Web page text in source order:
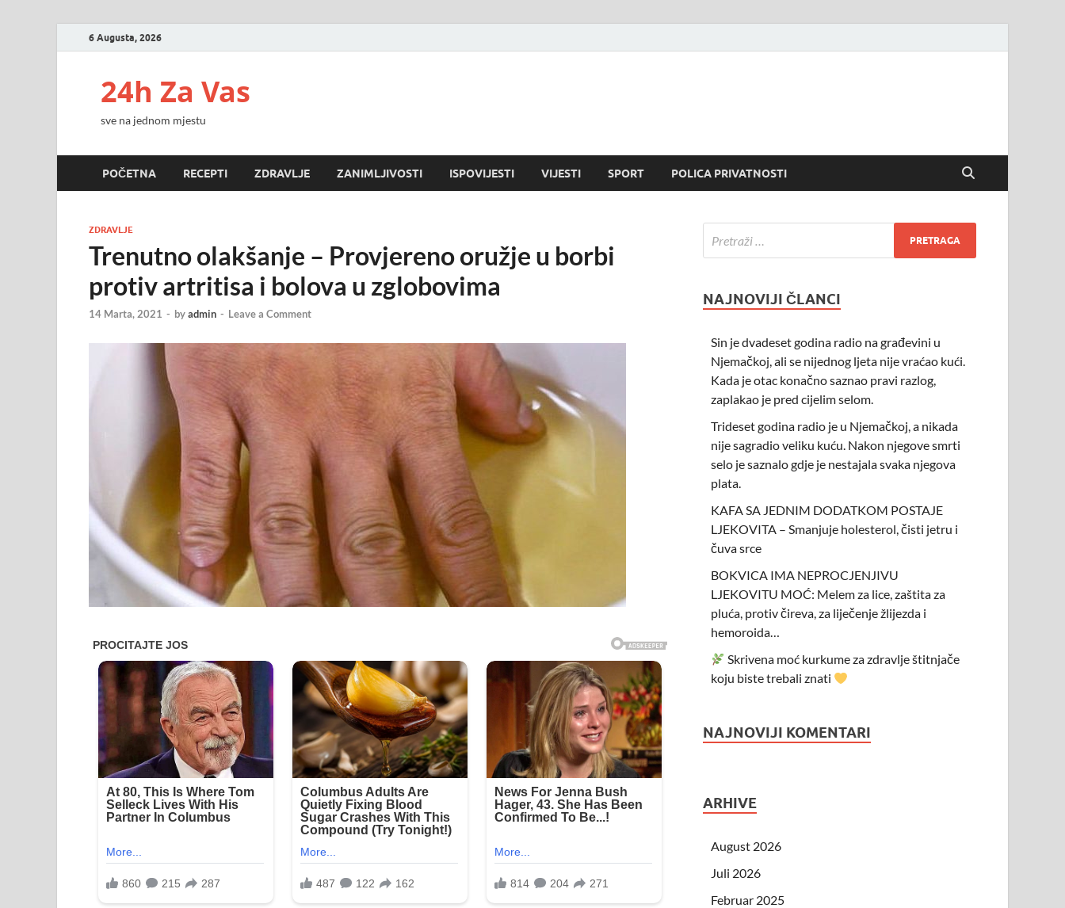
6 Augusta, 2026
24h Za Vas
sve na jednom mjestu
POČETNA RECEPTI ZDRAVLJE ZANIMLJIVOSTI ISPOVIJESTI VIJESTI SPORT POLICA PRIVATNOSTI
ZDRAVLJE
Trenutno olakšanje – Provjereno oružje u borbi
protiv artritisa i bolova u zglobovima
14 Marta, 2021 - byadmin - Leave a Comment
NAJNOVIJI ČLANCI
Sin je dvadeset godina radio na građevini u
Njemačkoj, ali se nijednog ljeta nije vraćao kući.
Kada je otac konačno saznao pravi razlog,
zaplakao je pred cijelim selom.
Trideset godina radio je u Njemačkoj, a nikada
nije sagradio veliku kuću. Nakon njegove smrti
selo je saznalo gdje je nestajala svaka njegova
plata.
KAFA SA JEDNIM DODATKOM POSTAJE
LJEKOVITA – Smanjuje holesterol, čisti jetru i
čuva srce
BOKVICA IMA NEPROCJENJIVU
LJEKOVITU MOĆ: Melem za lice, zaštita za
pluća, protiv čireva, za liječenje žlijezda i
hemoroida…
Skrivena moć kurkume za zdravlje štitnjače
koju biste trebali znati
NAJNOVIJI KOMENTARI
ARHIVE
August 2026
Juli 2026
Februar 2025